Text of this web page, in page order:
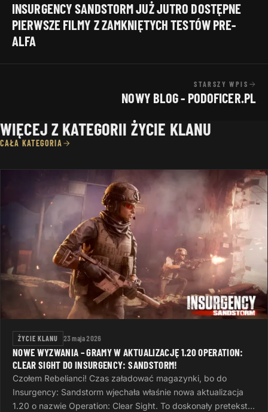
INSURGENCY SANDSTORM JUŻ JUTRO DOSTĘPNE
PIERWSZE FILMY Z ZAMKNIĘTYCH TESTÓW PRE-
ALFA
STARSZY WPIS
NOWY BLOG - PODOFICER.PL
WIĘCEJ Z KATEGORII ŻYCIE KLANU
CAŁA KATEGORIA
ŻYCIE KLANU 23 maja 2026
NOWE WYZWANIA – GRAMY W AKTUALIZACJĘ 1.20 OPERATION:
CLEAR SIGHT DO INSURGENCY: SANDSTORM!
Czołem Rebelianci! Czas załadować magazynki, bo do
Insurgency: Sandstorm wjechała właśnie nowa aktualizacja
1.20 o nazwie Operation: Clear Sight. To doskonały pretekst,